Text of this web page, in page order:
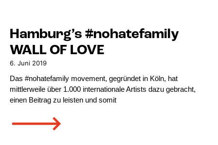
Hamburg’s #nohatefamily
WALL OF LOVE
6. Juni 2019
Das #nohatefamily movement, gegründet in Köln, hat
mittlerweile über 1.000 internationale Artists dazu gebracht,
einen Beitrag zu leisten und somit
🡒